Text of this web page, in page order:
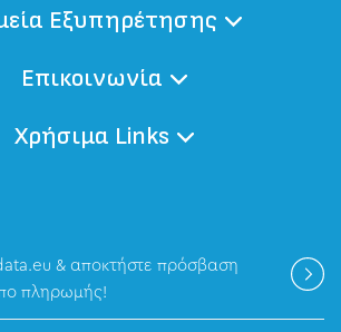
Εξυπηρέτησης
Επικοινωνία
Χρήσιμα Links
& αποκτήστε πρόσβαση
πληρωμής!